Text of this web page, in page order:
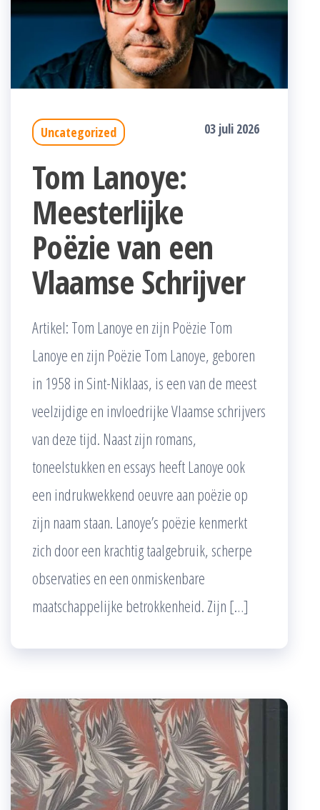
Uncategorized 03 juli 2026
Tom Lanoye:
Meesterlijke
Poëzie van een
Vlaamse Schrijver
Artikel: Tom Lanoye en zijn Poëzie Tom
Lanoye en zijn Poëzie Tom Lanoye, geboren
in 1958 in Sint-Niklaas, is een van de meest
veelzijdige en invloedrijke Vlaamse schrijvers
van deze tijd. Naast zijn romans,
toneelstukken en essays heeft Lanoye ook
een indrukwekkend oeuvre aan poëzie op
zijn naam staan. Lanoye’s poëzie kenmerkt
zich door een krachtig taalgebruik, scherpe
observaties en een onmiskenbare
maatschappelijke betrokkenheid. Zijn […]